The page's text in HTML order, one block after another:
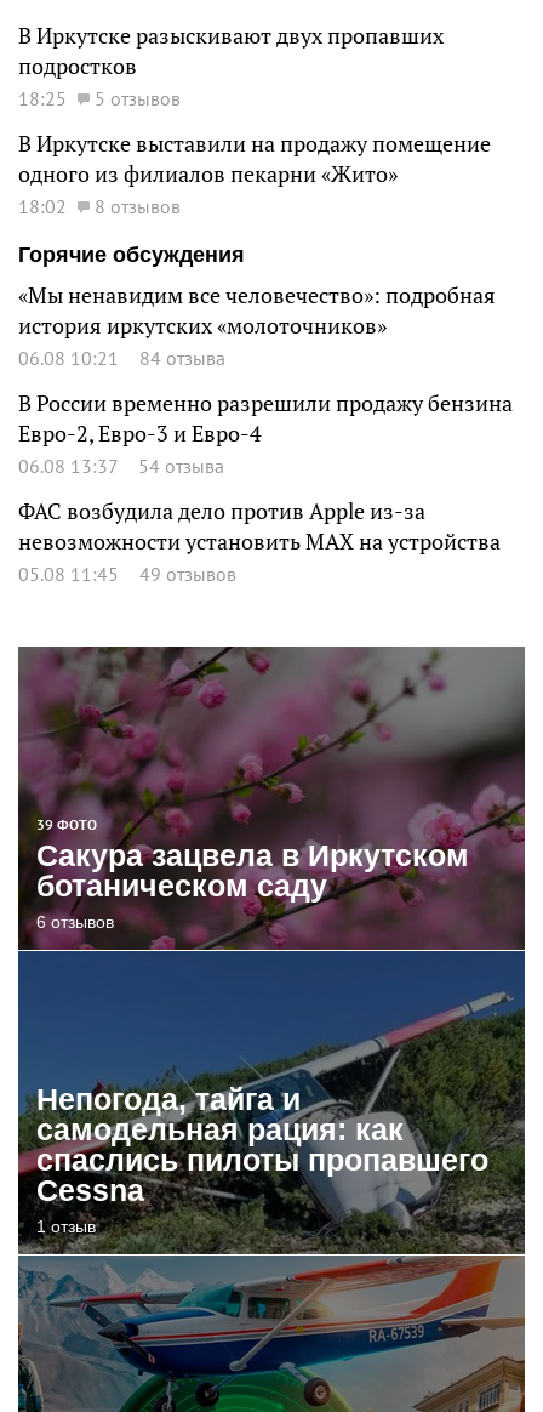
В Иркутске разыскивают двух пропавших
подростков
18:25 5 отзывов
В Иркутске выставили на продажу помещение
одного из филиалов пекарни «Жито»
18:02
8 отзывов
Горячие обсуждения
«Мы ненавидим все человечество»: подробная
история иркутских «молоточников»
06.08 10:21 84 отзыва
В России временно разрешили продажу бензина
Евро-2, Евро-3 и Евро-4
06.08 13:37 54 отзыва
ФАС возбудила дело против Apple из-за
невозможности установить MAX на устройства
05.08 11:45 49 отзывов
39 ФОТО
Сакура зацвела в Иркутском
ботаническом саду
6 отзывов
Непогода, тайга и
самодельная рация: как
спаслись пилоты пропавшего
Cessna
1 отзыв